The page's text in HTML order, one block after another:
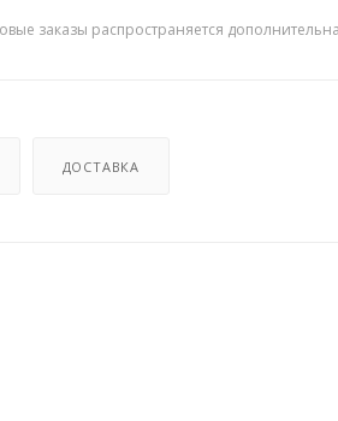
заказы распространяется
ДОСТАВКА